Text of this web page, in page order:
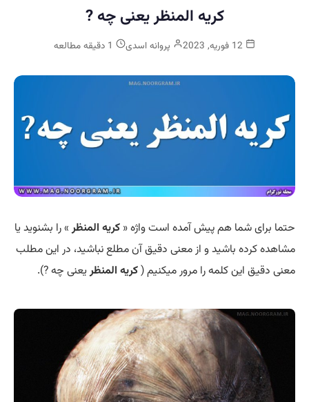
کریه المنظر یعنی چه ?
پروانه اسدی
حتما برای شما هم پیش آمده است واژه « کریه المنظر» را بشنوید یا
مشاهده کرده باشید و از معنی دقیق آن مطلع نباشید، در این مطلب
معنی دقیق این کلمه را مرور میکنیم (کریه المنظریعنی چه ?).